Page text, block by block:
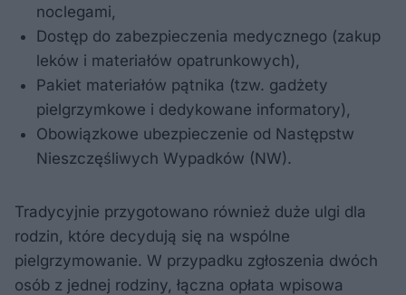
noclegami,
Dostęp do zabezpieczenia medycznego (zakup
leków i materiałów opatrunkowych),
Pakiet materiałów pątnika (tzw. gadżety
pielgrzymkowe i dedykowane informatory),
Obowiązkowe ubezpieczenie od Następstw
Nieszczęśliwych Wypadków (NW).
Tradycyjnie przygotowano również duże ulgi dla
rodzin, które decydują się na wspólne
pielgrzymowanie. W przypadku zgłoszenia dwóch
osób z jednej rodziny, łączna opłata wpisowa